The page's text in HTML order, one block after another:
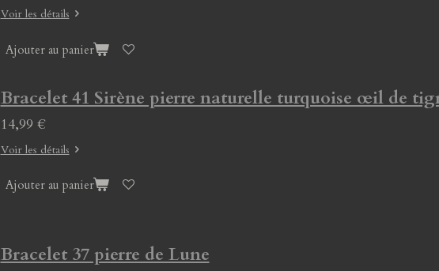
Voir les détails
Ajouter au panier
Bracelet 41 Sirène pierre naturelle turquoise œil de
14,99 €
Voir les détails
Ajouter au panier
Bracelet 37 pierre de Lune